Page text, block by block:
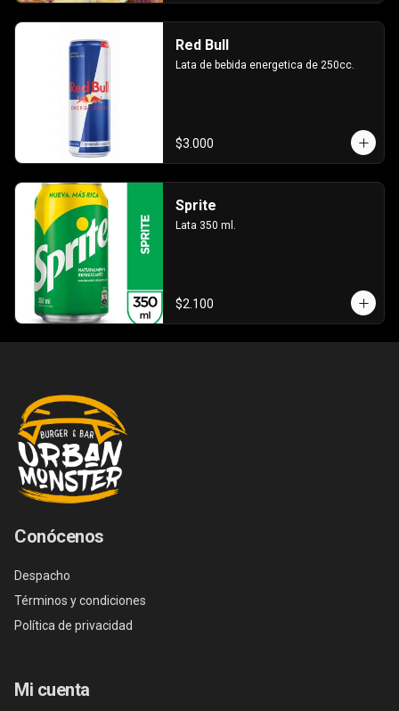
Red Bull
Lata de bebida energetica de 250cc.
$3.000
Sprite
Lata 350 ml.
$2.100
Conócenos
Despacho
Términos y condiciones
Política de privacidad
Mi cuenta